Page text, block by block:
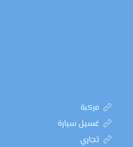
مركبة
غسيل سيارة
تجاري